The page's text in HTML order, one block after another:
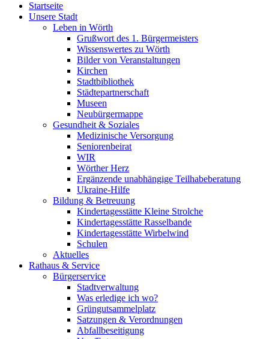
Startseite
Unsere Stadt
Leben in Wörth
Grußwort des 1. Bürgermeisters
Wissenswertes zu Wörth
Bilder von Veranstaltungen
Kirchen
Stadtbibliothek
Städtepartnerschaft
Museen
Neubürgermappe
Gesundheit & Soziales
Medizinische Versorgung
Seniorenbeirat
WIR
Wörther Herz
Ergänzende unabhängige Teilhabeberatung
Ukraine-Hilfe
Bildung & Betreuung
Kindertagesstätte Kleine Strolche
Kindertagesstätte Rasselbande
Kindertagesstätte Wirbelwind
Schulen
Aktuelles
Rathaus & Service
Bürgerservice
Stadtverwaltung
Was erledige ich wo?
Grüngutsammelplatz
Satzungen & Verordnungen
Abfallbeseitigung